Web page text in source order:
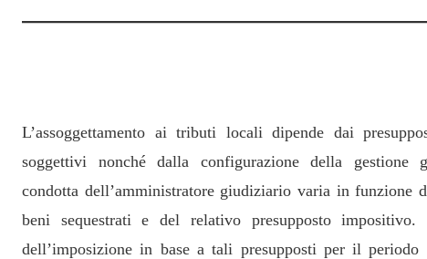
L’assoggettamento ai tributi locali dipende dai
soggettivi nonché dalla configurazione della gestione
condotta dell’amministratore giudiziario varia in funzione
beni sequestrati e del relativo presupposto impositivo.
dell’imposizione in base a tali presupposti per il periodo